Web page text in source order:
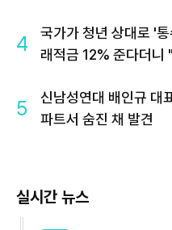
4
국가가 청년 상대로 '
래적금 12% 준다더니
5
신남성연대 배인규 대
파트서 숨진 채 발견
실시간 뉴스